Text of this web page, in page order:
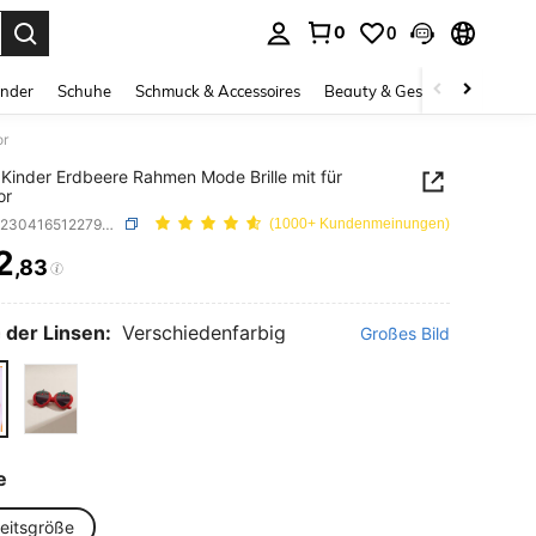
0 0
Schuhe Schmuck & Accessoires Beauty & Gesundheit
Erdbeere Rahmen Mode Brille mit für
SKU: sk2304165122794497 (1000+ Kundenmeinungen)
AND AVAILABILITY
,83
der Linsen: Verschiedenfarbig Großes Bild